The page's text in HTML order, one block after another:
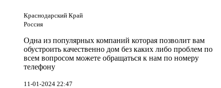
Краснодарский Край
Россия
Одна из популярных компаний которая позволит вам
обустроить качественно дом без каких либо проблем по
всем вопросом можете обращаться к нам по номеру
телефону
11-01-2024 22:47